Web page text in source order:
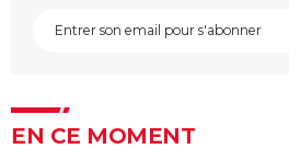
EN CE MOMENT